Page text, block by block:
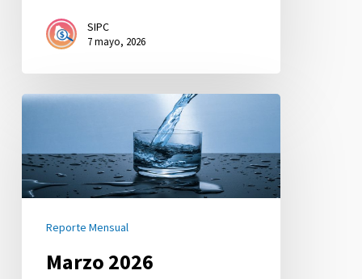
SIPC
7 mayo, 2026
Marzo
Reporte Mensual
Marzo 2026